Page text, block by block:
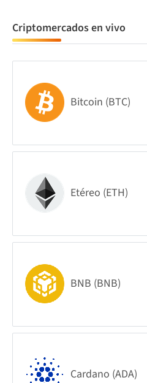
Criptomercados en vivo
Bitcoin (BTC)
Etéreo (ETH)
BNB (BNB)
Cardano (ADA)